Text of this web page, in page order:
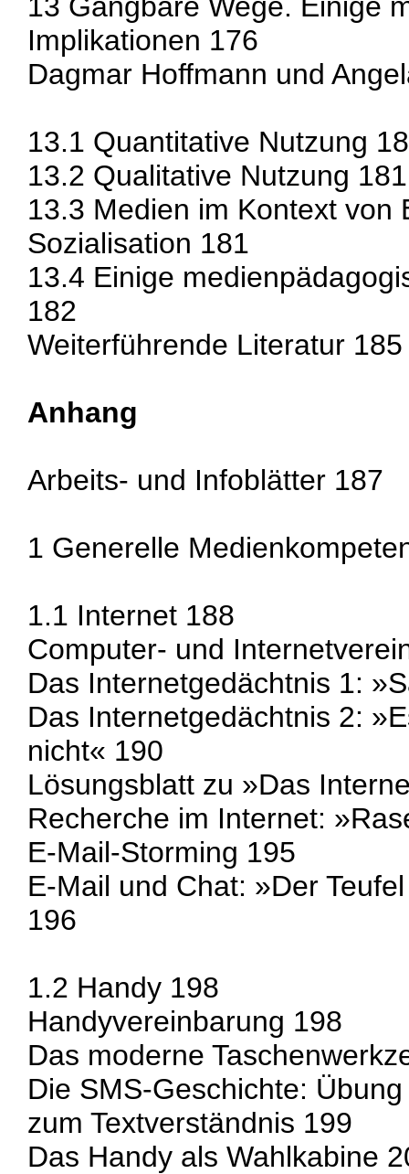
Implikationen 176
Dagmar Hoffmann und
13.1 Quantitative Nutzung
13.2 Qualitative Nutzung 181
13.3 Medien im Kontext von
Sozialisation 181
13.4 Einige
182
Weiterführende Literatur 185
Anhang
Arbeits- und Infoblätter 187
1 Generelle
1.1 Internet 188
Computer- und
Das Internetgedächtnis 1:
Das Internetgedächtnis 2:
nicht« 190
Lösungsblatt zu »Das
Recherche im Internet:
E-Mail-Storming 195
E-Mail und Chat: »Der
196
1.2 Handy 198
Handyvereinbarung 198
Das moderne
Die SMS-Geschichte: Übung
zum Textverständnis 199
Das Handy als Wahlkabine